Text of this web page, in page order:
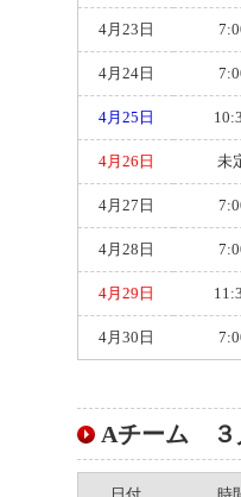
4月23日
4月24日
4月25日
4月26日 未
4月27日
4月28日
4月29日
4月30日
Aチーム ３